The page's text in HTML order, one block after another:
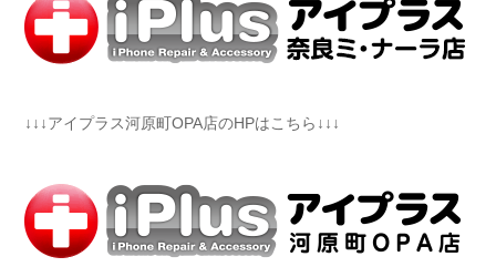
↓↓↓アイプラス河原町OPA店のHPはこちら↓↓↓